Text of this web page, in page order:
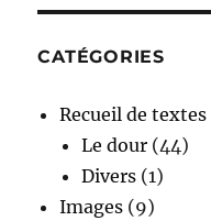
CATÉGORIES
Recueil de textes
Le dour (44)
Divers (1)
Images (9)